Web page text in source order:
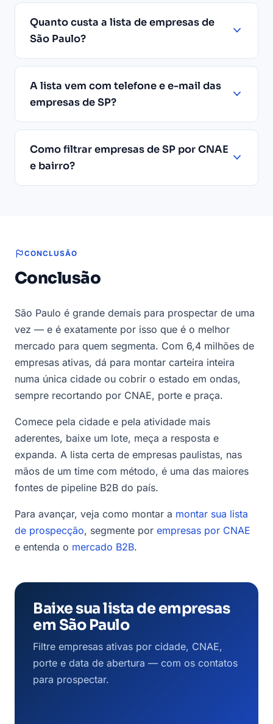
Quanto custa a lista de empresas de
São Paulo?
A lista vem com telefone e e-mail das
empresas de SP?
Como filtrar empresas de SP por CNAE
e bairro?
CONCLUSÃO
Conclusão
São Paulo é grande demais para prospectar de uma
vez — e é exatamente por isso que é o melhor
mercado para quem segmenta. Com 6,4 milhões de
empresas ativas, dá para montar carteira inteira
numa única cidade ou cobrir o estado em ondas,
sempre recortando por CNAE, porte e praça.
Comece pela cidade e pela atividade mais
aderentes, baixe um lote, meça a resposta e
expanda. A lista certa de empresas paulistas, nas
mãos de um time com método, é uma das maiores
fontes de pipeline B2B do país.
Para avançar, veja como montar a montar sua lista
de prospecção, segmente por empresas por CNAE
e entenda o mercado B2B.
Baixe sua lista de empresas
em São Paulo
Filtre empresas ativas por cidade, CNAE,
porte e data de abertura — com os contatos
para prospectar.